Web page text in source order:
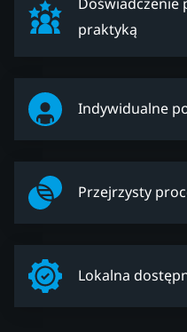
praktyką
Indywidualne
Przejrzysty
Lokalna